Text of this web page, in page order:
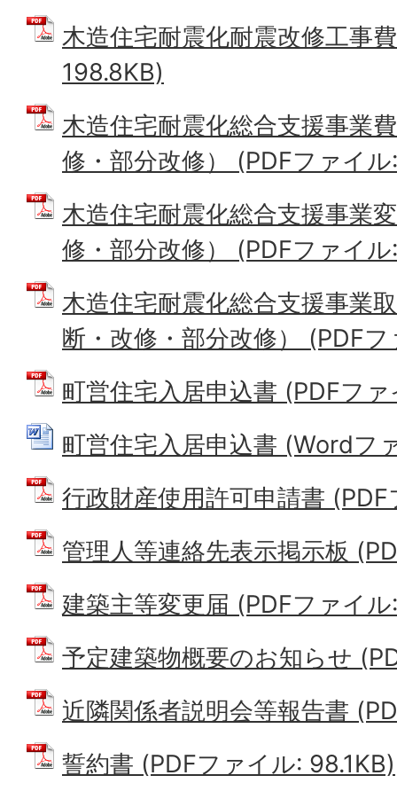
木造住宅耐震化耐震改修工事
198.8KB)
木造住宅耐震化総合支援事業
修・部分改修） (PDFファイ
木造住宅耐震化総合支援事業
修・部分改修） (PDFファイ
木造住宅耐震化総合支援事業
断・改修・部分改修） (PDF
町営住宅入居申込書 (PDFフ
町営住宅入居申込書 (Wordフ
行政財産使用許可申請書
管理人等連絡先表示掲示板
建築主等変更届 (PDFファイ
予定建築物概要のお知らせ
近隣関係者説明会等報告書
誓約書 (PDFファイル: 98.1KB)